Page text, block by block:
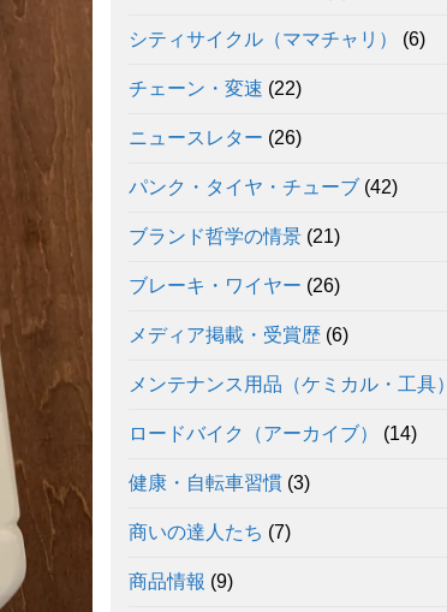
シティサイクル（ママチャリ） (6)
チェーン・変速 (22)
ニュースレター (26)
パンク・タイヤ・チューブ (42)
ブランド哲学の情景 (21)
ブレーキ・ワイヤー (26)
メディア掲載・受賞歴 (6)
メンテナンス用品（ケミカル・工具）
ロードバイク（アーカイブ） (14)
健康・自転車習慣 (3)
商いの達人たち (7)
商品情報 (9)